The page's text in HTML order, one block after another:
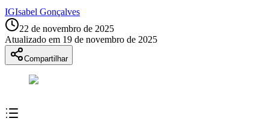
IGIsabel Gonçalves
22 de novembro de 2025
Atualizado em 19 de novembro de 2025
Compartilhar